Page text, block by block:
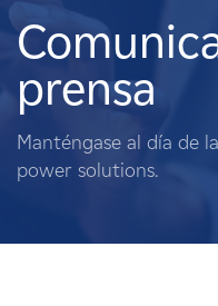
Sobre nosotros
Qué hacemos
Terratenientes
prensa
Manténgase al día de
power solutions.